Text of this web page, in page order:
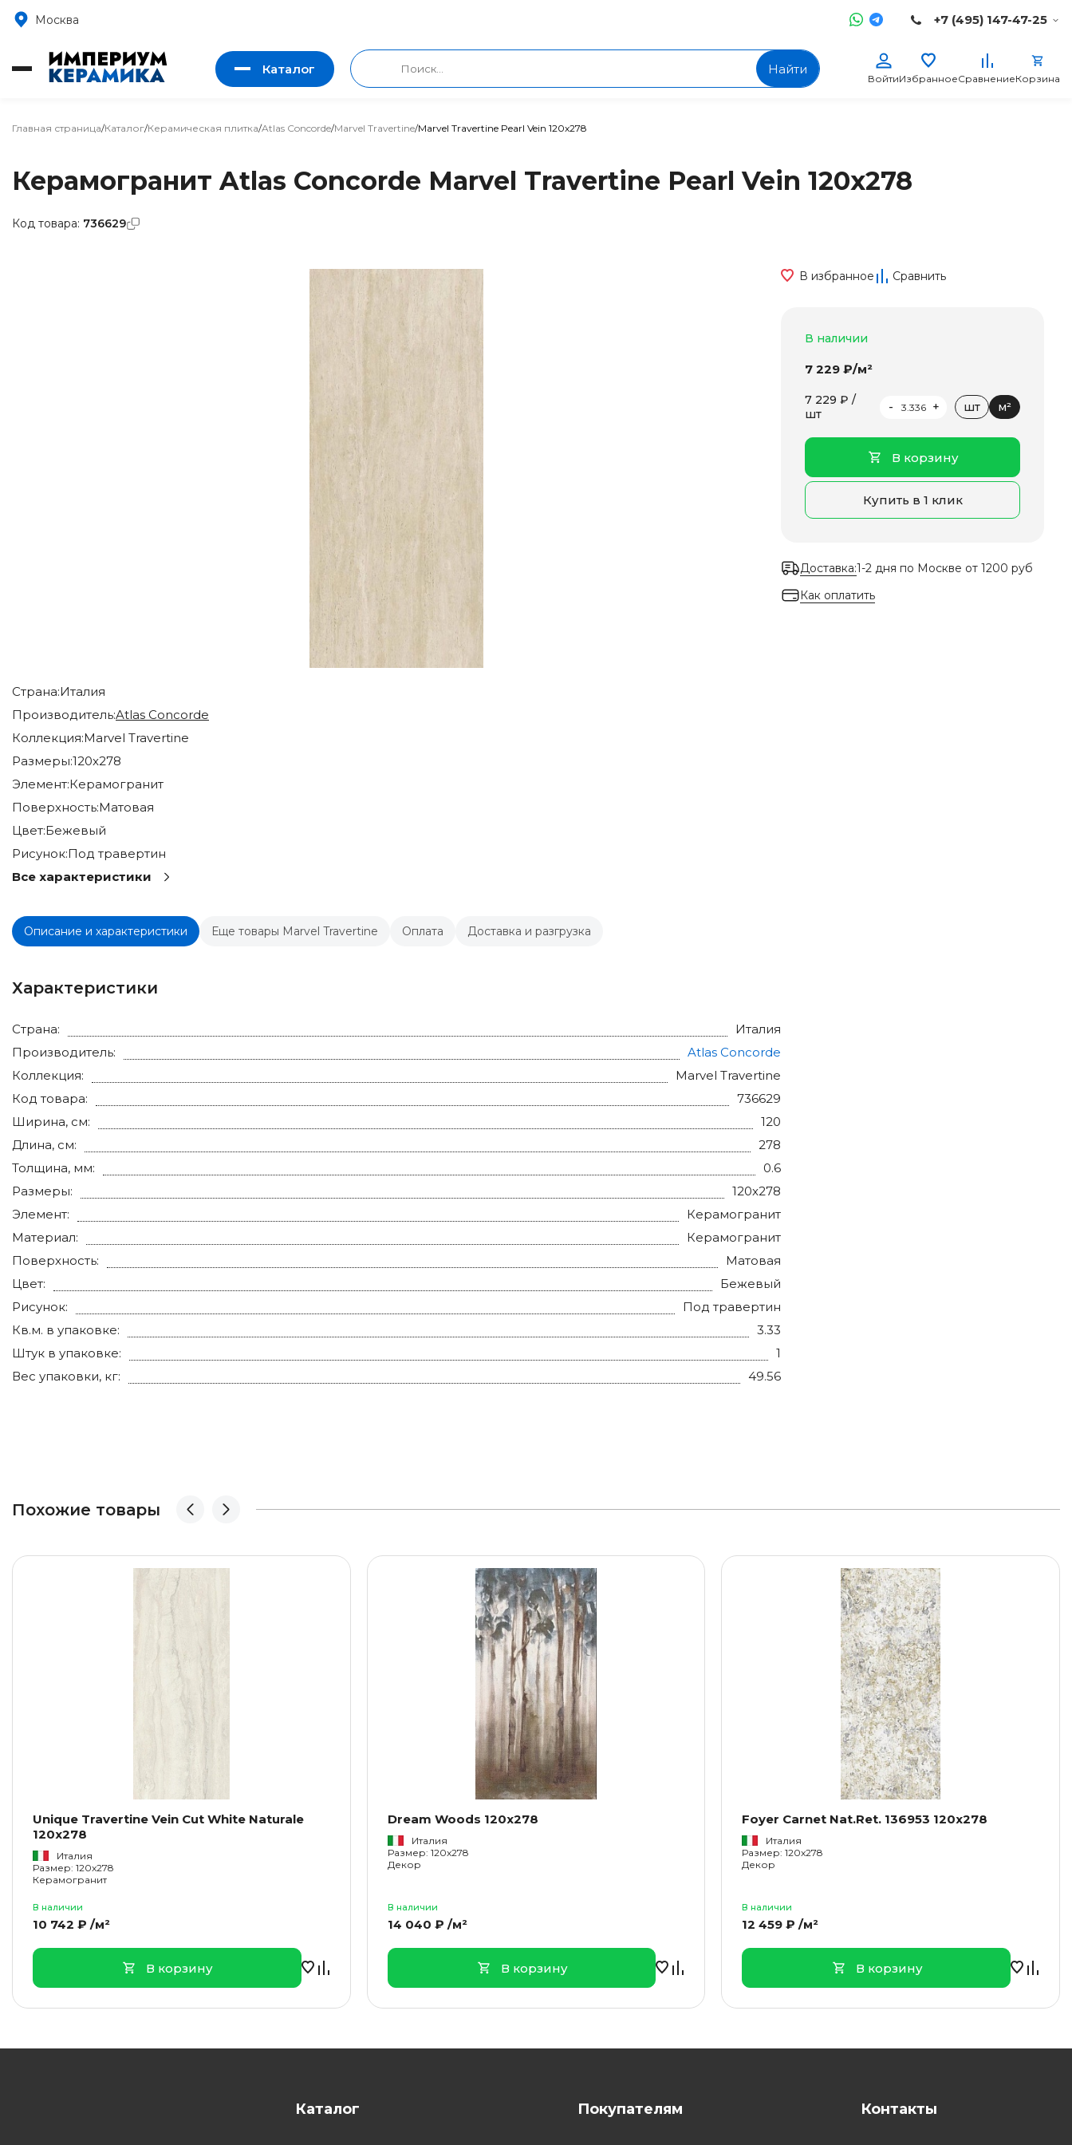
Москва +7 (495) 147-47-25
Каталог Найти
ВойтиИзбранноеСравнениеКорзина
Главная страница/Каталог/Керамическая плитка/Atlas Concorde/Marvel Travertine/Marvel Travertine Pearl Vein 120x278
Керамогранит Atlas Concorde Marvel Travertine Pearl Vein 120x278
Страна:Италия
Производитель:Atlas Concorde
Коллекция:Marvel Travertine
Размеры:120x278
Элемент:Керамогранит
Поверхность:Матовая
Цвет:Бежевый
Рисунок:Под травертин
Все характеристики
Описание и характеристики Еще товары Marvel Travertine Оплата Доставка и разгрузка
Характеристики
Страна:
Италия
Производитель:
Atlas Concorde
Коллекция:
Marvel Travertine
Код товара:
736629
Ширина, см:
120
Длина, см:
278
Толщина, мм:
0.6
Размеры:
120x278
Элемент:
Керамогранит
Материал:
Керамогранит
Поверхность:
Матовая
Цвет:
Бежевый
Рисунок:
Под травертин
Кв.м. в упаковке:
3.33
Штук в упаковке:
1
Вес упаковки, кг:
49.56
В избранное Сравнить
В наличии
7 229 ₽/м²
7 229 ₽ /
шт
- + шт м²
В корзину
Купить в 1 клик
Доставка:1-2 дня по Москве от 1200 руб
Как оплатить
Похожие товары
Unique Travertine Vein Cut White Naturale
120x278
Италия
Размер: 120x278
Керамогранит
В наличии
10 742 ₽ /м²
В корзину
Dream Woods 120x278
Италия
Размер: 120x278
Декор
В наличии
14 040 ₽ /м²
В корзину
Foyer Carnet Nat.Ret. 136953 120x278
Италия
Размер: 120x278
Декор
В наличии
12 459 ₽ /м²
В корзину
Код товара: 736629
Каталог Покупателям Контакты